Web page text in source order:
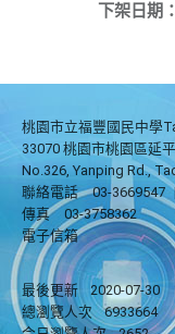
下架日期：
桃園市立福豐國民中學
33070 桃園市桃園區延
No.326, Yanping Rd.,
聯絡電話
03-3669547
傳真
03-3758362
電子信箱
最後更新
2020-07-30
總瀏覽人次
6933664